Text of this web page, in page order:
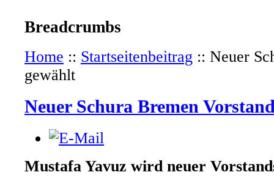
Breadcrumbs
Home :: Startseitenbeitrag :: Neuer
gewählt
Neuer Schura Bremen
Mustafa Yavuz wird neuer